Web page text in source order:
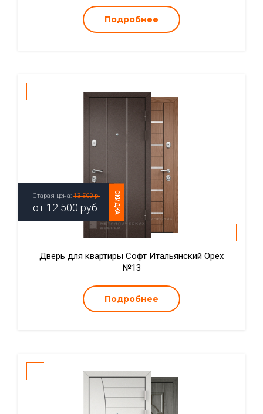
Подробнее
СКИДКА
Старая цена: 13 500 р.
от 12 500 руб.
Дверь для квартиры Софт Итальянский Орех
№13
Подробнее